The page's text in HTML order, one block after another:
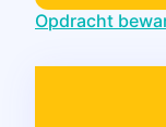
Opdracht